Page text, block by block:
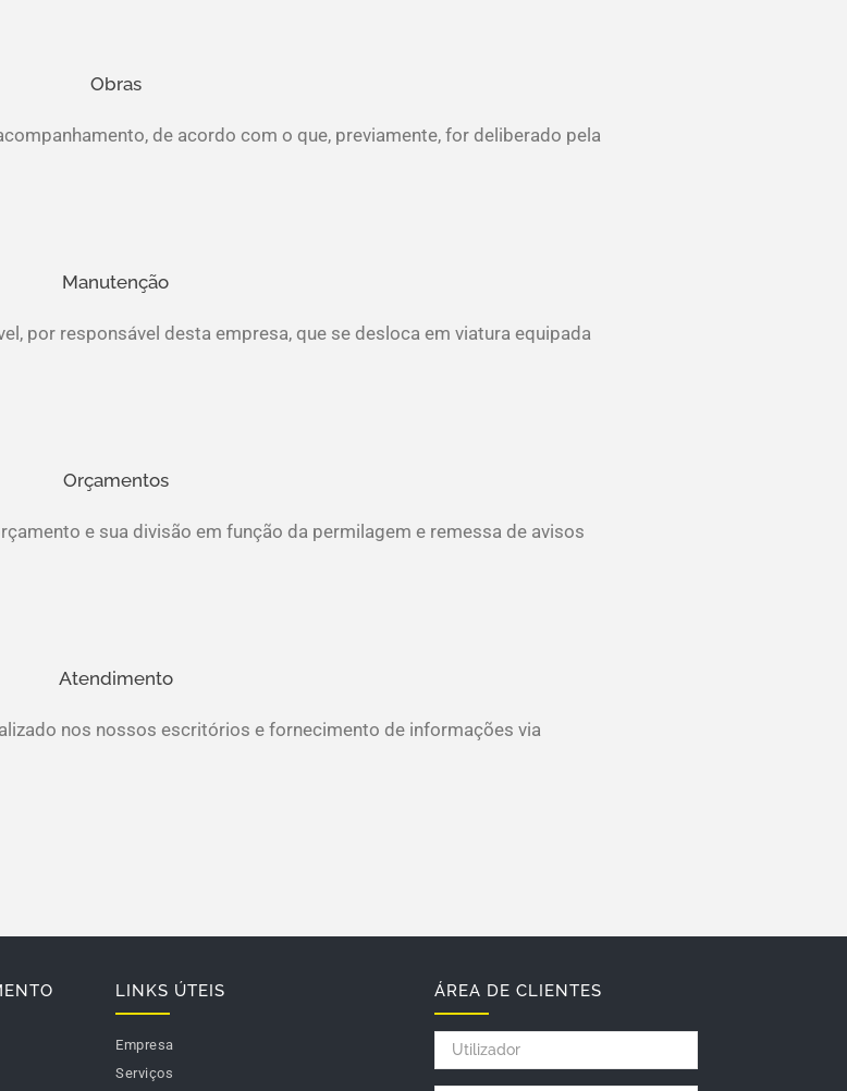
Obras
de acordo com o que, previamente, for deliberado pela
Manutenção
por responsável desta empresa, que se desloca em viatura equipada
Orçamentos
e sua divisão em função da permilagem e remessa de avisos
Atendimento
nos nossos escritórios e fornecimento de informações via
LINKS ÚTEIS
Empresa
Serviços
ÁREA DE CLIENTES